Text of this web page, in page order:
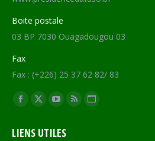
Boite postale
03 BP 7030 Ouagadougou 03
Fax
Fax : (+226) 25 37 62 82/ 83
Trouvez nous sur :
Facebook
opens
X
opens
YouTube
opens
RSS Site
LIENS UTILES